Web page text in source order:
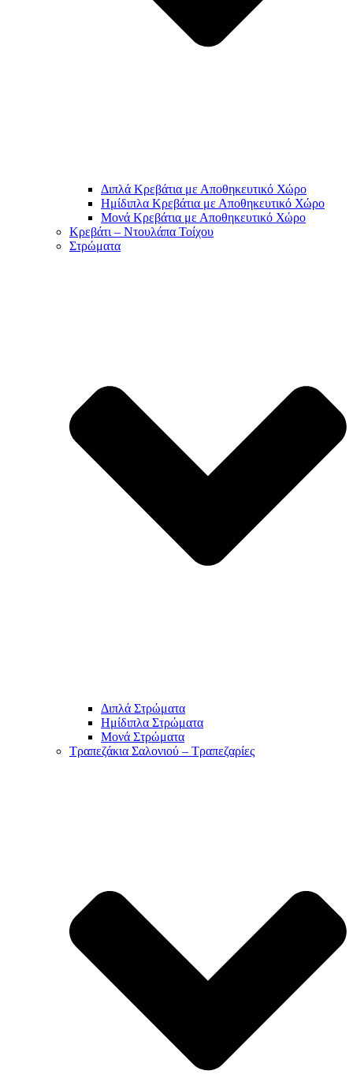
Διπλά Κρεβάτια με Αποθηκευτικό Χώρο
Ημίδιπλα Κρεβάτια με Αποθηκευτικό Χώρο
Μονά Κρεβάτια με Αποθηκευτικό Χώρο
Κρεβάτι – Ντουλάπα Τοίχου
Στρώματα
Διπλά Στρώματα
Ημίδιπλα Στρώματα
Μονά Στρώματα
Τραπεζάκια Σαλονιού – Τραπεζαρίες